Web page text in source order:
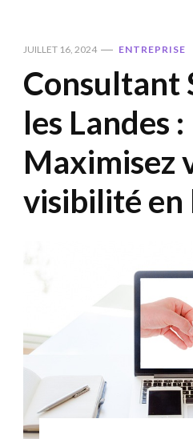
JUILLET 16, 2024 ENTREPRISE
Consultant
les Landes :
Maximisez
visibilité en